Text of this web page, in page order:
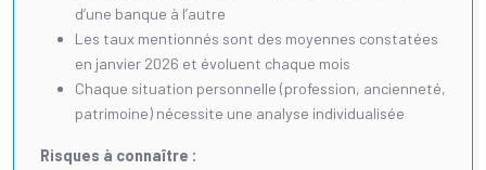
d’une banque à l’autre
Les taux mentionnés sont des moyennes constatées
en janvier 2026 et évoluent chaque mois
Chaque situation personnelle (profession, ancienneté,
patrimoine) nécessite une analyse individualisée
Risques à connaître :